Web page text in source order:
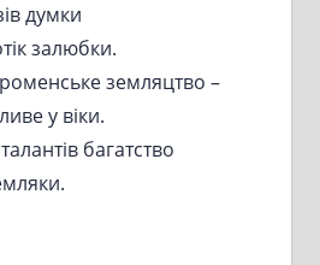
думки
залюбки.
земляцтво –
у віки.
багатство